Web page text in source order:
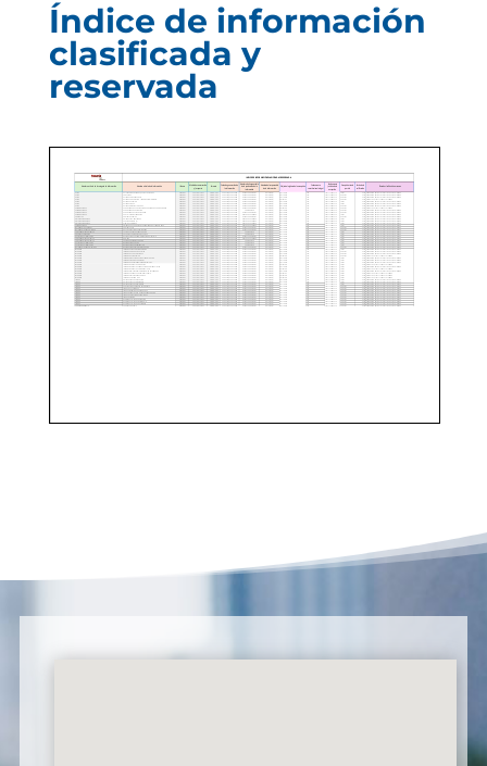
Índice de información
clasificada y
reservada